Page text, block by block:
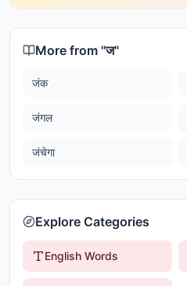
More from "ज"
जंक
जंगल
जंचेगा
Explore Categories
English Words